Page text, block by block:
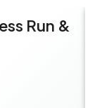
Run &